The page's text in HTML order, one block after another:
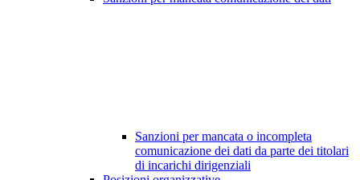
Sanzioni per mancata o incompleta
comunicazione dei dati da parte dei titolari
di incarichi dirigenziali